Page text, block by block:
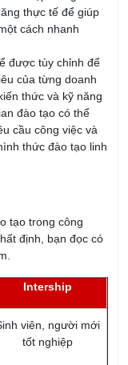
thực tế để giúp
cách nhanh
được tùy chỉnh để
của từng doanh
thức và kỹ năng
đào tạo có thể
cầu công việc và
thức đào tạo linh
tạo trong công
định, bạn đọc có
Intership
viên, người mới
tốt nghiệp